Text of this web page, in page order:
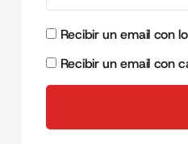
Recibir un email con
Recibir un email con